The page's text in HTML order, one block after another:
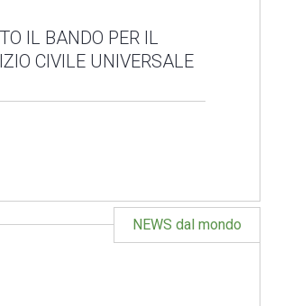
NEWS
selezioni
Civile
IL BANDO PER IL
CIVILE UNIVERSALE
2026
NEWS dal mondo